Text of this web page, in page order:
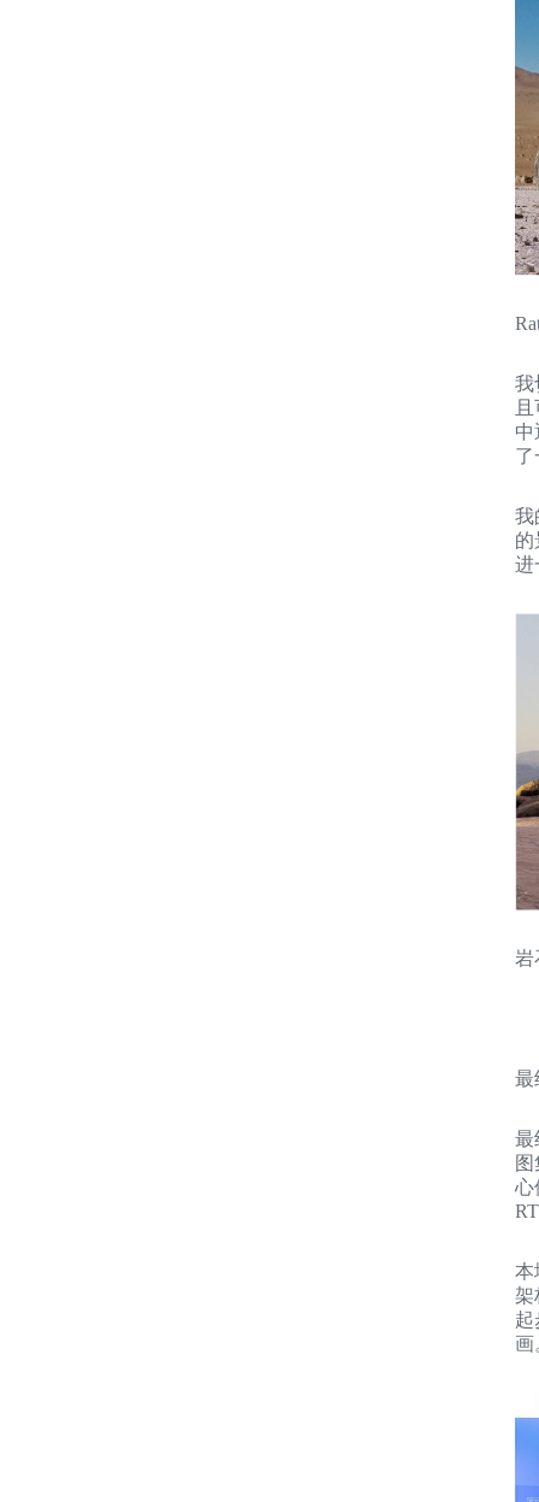
我
中
了
我
的
进
岩
最
最
心
本
架
起
画